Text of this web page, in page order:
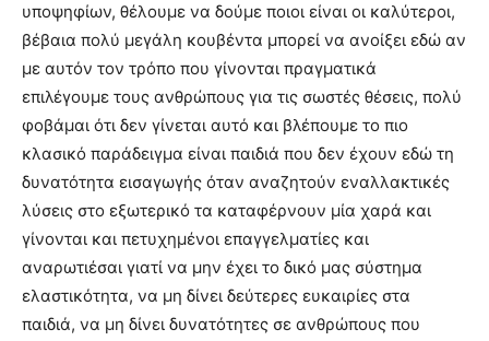
υποψηφίων, θέλουμε να δούμε ποιοι είναι οι καλύτεροι,
βέβαια πολύ μεγάλη κουβέντα μπορεί να ανοίξει εδώ αν
με αυτόν τον τρόπο που γίνονται πραγματικά
επιλέγουμε τους ανθρώπους για τις σωστές θέσεις, πολύ
φοβάμαι ότι δεν γίνεται αυτό και βλέπουμε το πιο
κλασικό παράδειγμα είναι παιδιά που δεν έχουν εδώ τη
δυνατότητα εισαγωγής όταν αναζητούν εναλλακτικές
λύσεις στο εξωτερικό τα καταφέρνουν μία χαρά και
γίνονται και πετυχημένοι επαγγελματίες και
αναρωτιέσαι γιατί να μην έχει το δικό μας σύστημα
ελαστικότητα, να μη δίνει δεύτερες ευκαιρίες στα
παιδιά, να μη δίνει δυνατότητες σε ανθρώπους που